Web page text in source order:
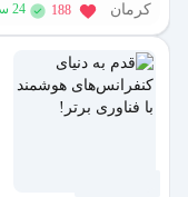
کرمان 188